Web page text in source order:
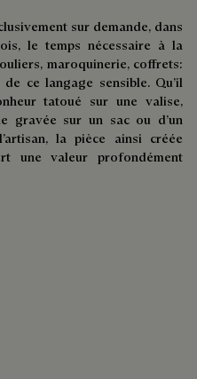
sur demande, dans
le temps nécessaire à la
maroquinerie, coffrets:
ce langage sensible. Qu’il
tatoué sur une valise,
gravée sur un sac ou d’un
la pièce ainsi créée
une valeur profondément